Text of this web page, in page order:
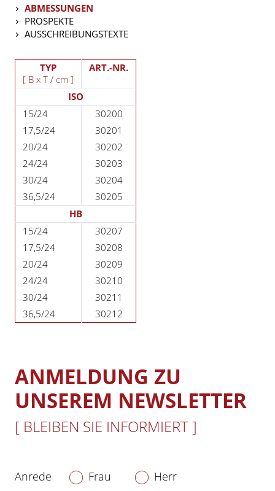
ABMESSUNGEN
PROSPEKTE
AUSSCHREIBUNGSTEXTE
TYP
ART.-NR.
[ B x T / cm ]
ISO
15/24
30200
17,5/24
30201
20/24
30202
24/24
30203
30/24
30204
36,5/24
30205
HB
15/24
30207
17,5/24
30208
20/24
30209
24/24
30210
30/24
30211
36,5/24
30212
ANMELDUNG ZU
UNSEREM NEWSLETTER
[ BLEIBEN SIE INFORMIERT ]
Anrede Frau Herr